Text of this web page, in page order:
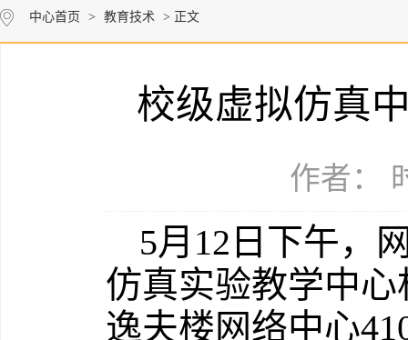
中心首页 > 教育技术 > 正文
校级虚拟仿真
作者：
5月12日下午，
仿真实验教学中
逸夫楼网络中心